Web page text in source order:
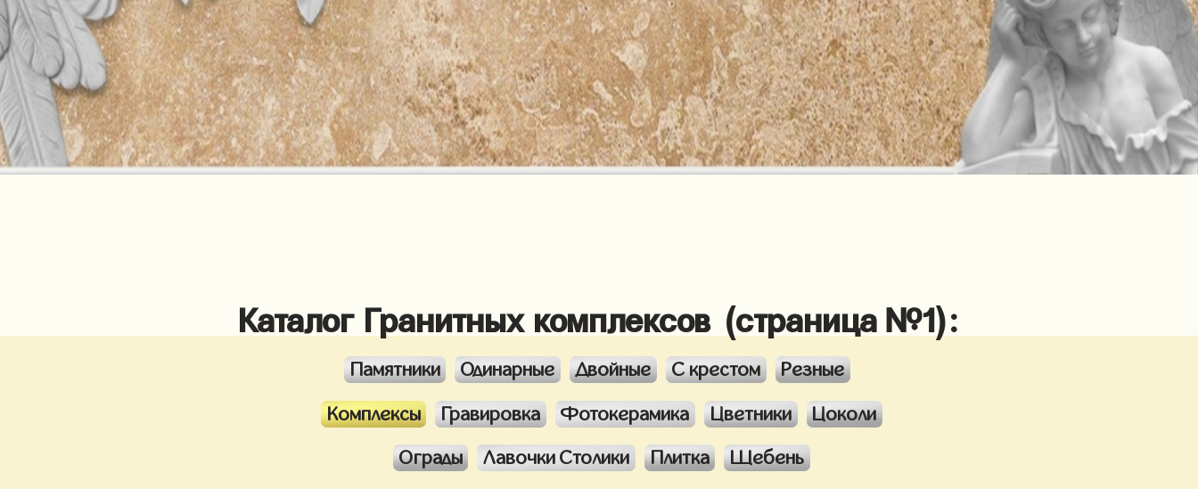
Каталог Гранитных комплексов (страница №1):
Памятники Одинарные Двойные С крестом Резные
Комплексы Гравировка Фотокерамика Цветники Цоколи
Ограды Лавочки Столики Плитка Щебень